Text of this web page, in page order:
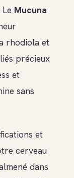
Mucuna
rhodiola et
précieux
et
sans
et
cerveau
dans